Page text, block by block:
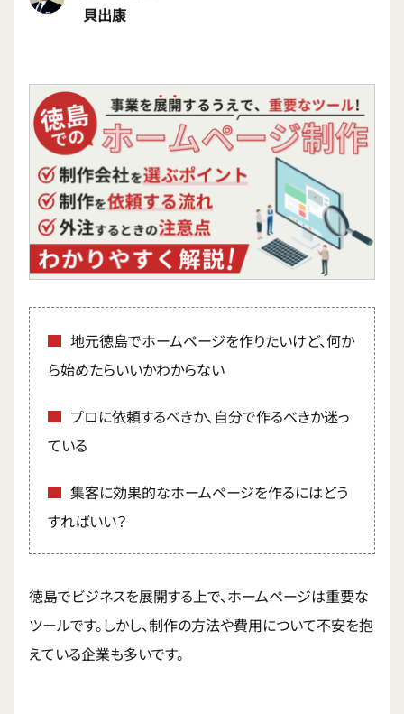
貝出康
地元徳島でホームページを作りたいけど、何か
ら始めたらいいかわからない
プロに依頼するべきか、自分で作るべきか迷っ
ている
集客に効果的なホームページを作るにはどう
すればいい？
徳島でビジネスを展開する上で、ホームページは重要な
ツールです。しかし、制作の方法や費用について不安を抱
えている企業も多いです。